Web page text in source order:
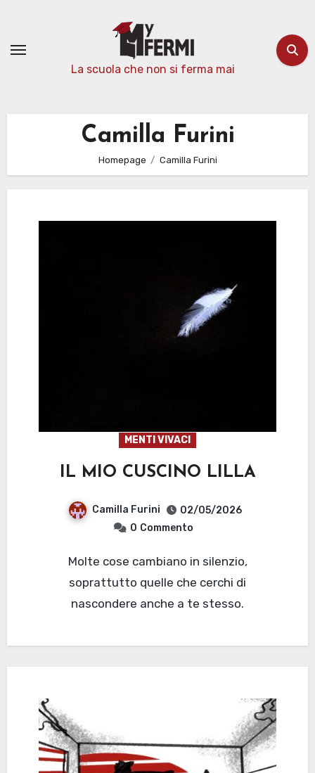
contenuto
La scuola che non si ferma mai
Camilla Furini
Homepage Camilla Furini
MENTI VIVACI
IL MIO CUSCINO LILLA
Camilla Furini
02/05/2026
0 Commento
Molte cose cambiano in silenzio,
soprattutto quelle che cerchi di
nascondere anche a te stesso.